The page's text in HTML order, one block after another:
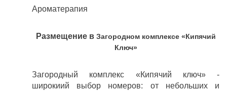
Ароматерапия
Размещение в Загородном комплексе «Кипячий
Ключ»
Загородный комплекс «Кипячий ключ» -
широкиий выбор номеров: от небольших и